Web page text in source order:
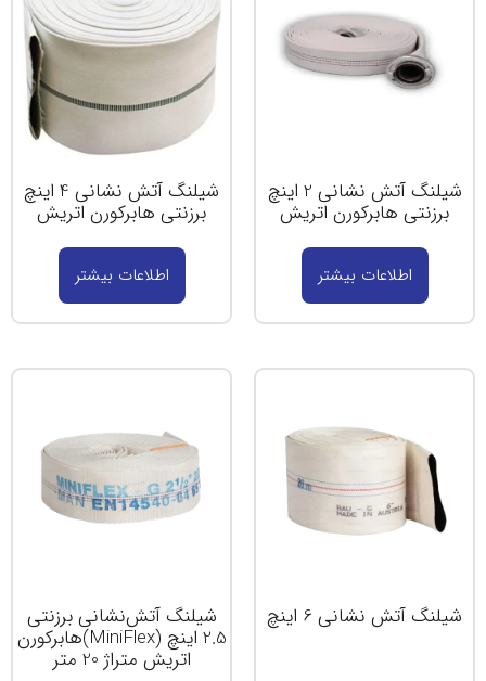
شیلنگ آتش نشانی 2 اینچ
برزنتی هابرکورن اتریش
اطلاعات بیشتر
شیلنگ آتش نشانی 4 اینچ
برزنتی هابرکورن اتریش
اطلاعات بیشتر
شیلنگ آتش نشانی 6 اینچ شیلنگ آتش‌نشانی برزنتی
2.5 اینچ (MiniFlex)هابرکورن
اتریش متراژ 20 متر